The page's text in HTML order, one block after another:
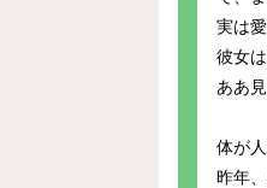
実は
彼女
ああ
体が
昨年